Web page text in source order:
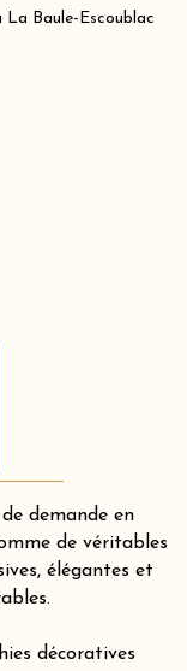
Baule-Escoublac
demande en
de véritables
élégantes et
décoratives